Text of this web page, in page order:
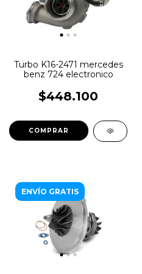
Turbo K16-2471 mercedes
benz 724 electronico
$448.100
ENVÍO GRATIS